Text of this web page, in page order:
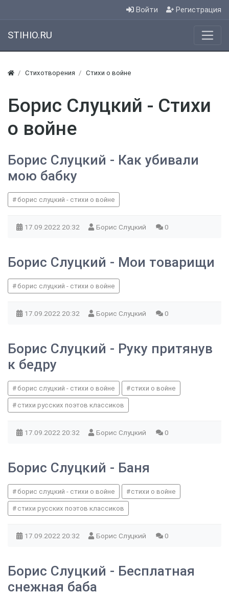
Войти Регистрация
STIHIO.RU
Стихотворения Стихи о войне
Борис Слуцкий - Стихи
о войне
Борис Слуцкий - Как убивали
мою бабку
борис слуцкий - стихи о войне
17.09.2022 20:32 Борис Слуцкий 0
Борис Слуцкий - Мои товарищи
борис слуцкий - стихи о войне
17.09.2022 20:32 Борис Слуцкий 0
Борис Слуцкий - Руку притянув
к бедру
борис слуцкий - стихи о войне стихи о войне
стихи русских поэтов классиков
17.09.2022 20:32 Борис Слуцкий 0
Борис Слуцкий - Баня
борис слуцкий - стихи о войне стихи о войне
стихи русских поэтов классиков
17.09.2022 20:32 Борис Слуцкий 0
Борис Слуцкий - Бесплатная
снежная баба